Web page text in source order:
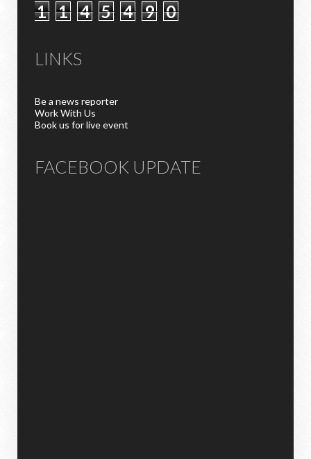
1 1 4 5 4 9 0
LINKS
Be a news reporter
Work With Us
Book us for live event
FACEBOOK UPDATE